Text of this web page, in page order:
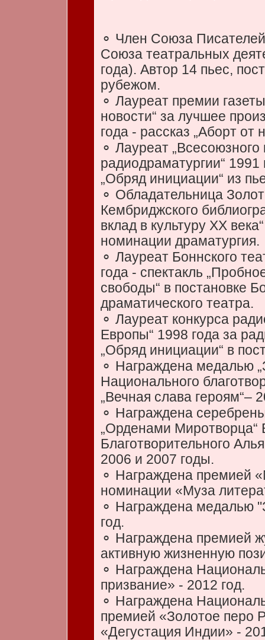
⚬ Член Союза
Союза театральных
года). Автор 14 пьес,
рубежом.
⚬ Лауреат премии
новости“ за лучшее
года - рассказ „Аборт от
⚬ Лауреат „Всесоюзного
радиодраматургии“
„Обряд инициации“ из
⚬ Обладательница
Кембриджского
вклад в культуру ХХ
номинации драматургия.
⚬ Лауреат Боннского
года - спектакль
свободы“ в постановке
драматического театра.
⚬ Лауреат конкурса
Европы“ 1998 года за
„Обряд инициации“ в
⚬ Награждена медалью
Национального
„Вечная слава героям“–
⚬ Награждена
„Орденами Миротворца“
Благотворительного
2006 и 2007 годы.
⚬ Награждена премией
номинации «Муза
⚬ Награждена медалью
год.
⚬ Награждена премией
активную жизненную
⚬ Награждена
призвание» - 2012 год.
⚬ Награждена
премией «Золотое перо
«Дегустация Индии» -